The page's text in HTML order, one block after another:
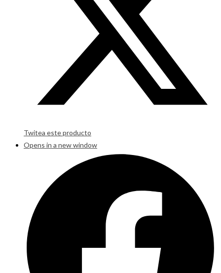
Twitea este producto
Opens in a new window